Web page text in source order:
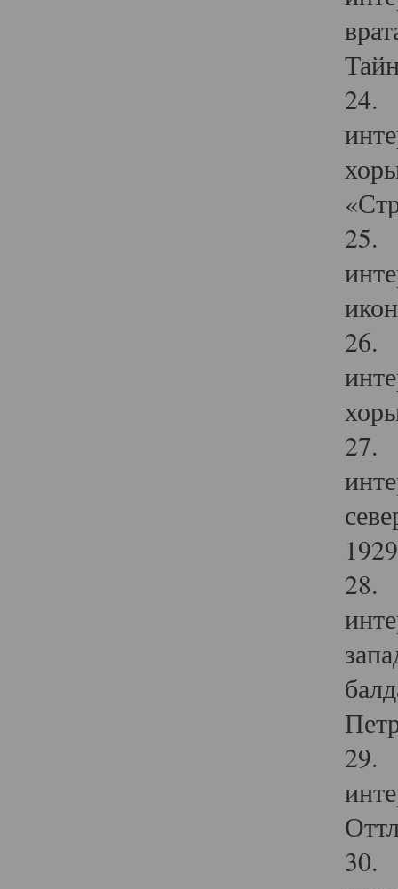
24.
25.
26.
27.
28.
29.
30.